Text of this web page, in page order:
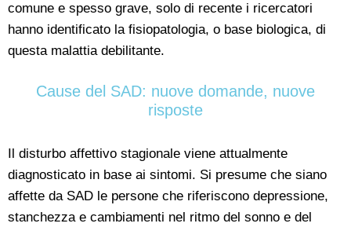
comune e spesso grave, solo di recente i ricercatori
hanno identificato la fisiopatologia, o base biologica, di
questa malattia debilitante.
Cause del SAD: nuove domande, nuove
risposte
Il disturbo affettivo stagionale viene attualmente
diagnosticato in base ai sintomi. Si presume che siano
affette da SAD le persone che riferiscono depressione,
stanchezza e cambiamenti nel ritmo del sonno e del